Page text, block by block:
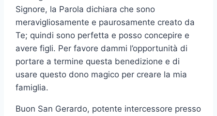
Signore, la Parola dichiara che sono
meravigliosamente e paurosamente creato da
Te; quindi sono perfetta e posso concepire e
avere figli. Per favore dammi l’opportunità di
portare a termine questa benedizione e di
usare questo dono magico per creare la mia
famiglia.
Buon San Gerardo, potente intercessore presso